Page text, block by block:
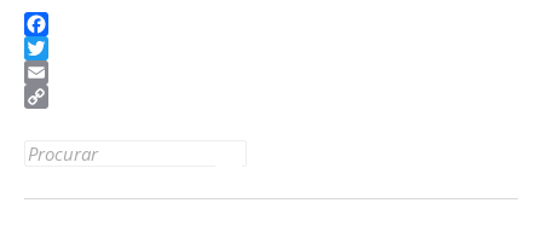
Facebook
Twitter
Email
Link
Search